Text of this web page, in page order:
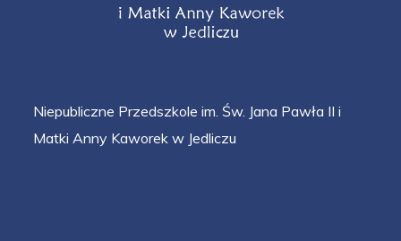
Niepubliczne Przedszkole im. Św. Jana Pawła II i
Matki Anny Kaworek w Jedliczu